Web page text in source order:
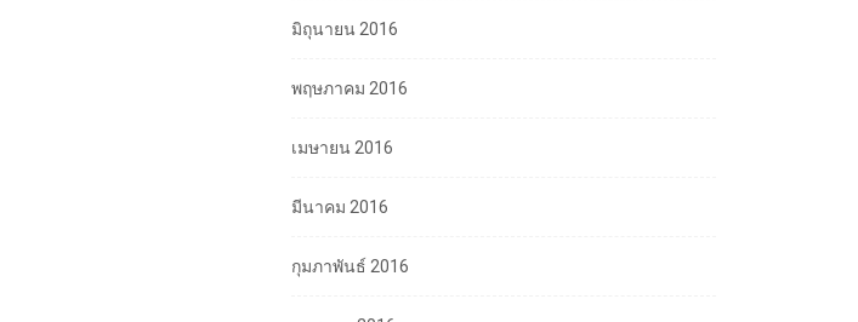
มิถุนายน 2016
พฤษภาคม 2016
เมษายน 2016
มีนาคม 2016
กุมภาพันธ์ 2016